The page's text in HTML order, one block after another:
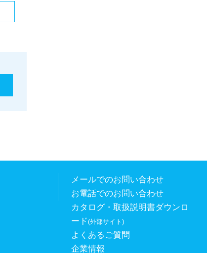
メールでのお問い合わせ
お電話でのお問い合わせ
カタログ・取扱説明書ダウンロ
ード(外部サイト)
よくあるご質問
企業情報